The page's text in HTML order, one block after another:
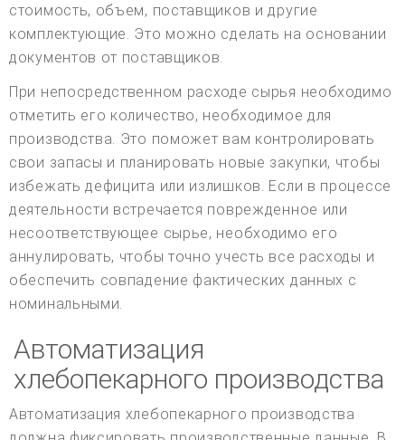
стоимость, объем, поставщиков и другие
комплектующие. Это можно сделать на основании
документов от поставщиков.
При непосредственном расходе сырья необходимо
отметить его количество, необходимое для
производства. Это поможет вам контролировать
свои запасы и планировать новые закупки, чтобы
избежать дефицита или излишков. Если в процессе
деятельности встречается поврежденное или
несоответствующее сырье, необходимо его
аннулировать, чтобы точно учесть все расходы и
обеспечить совпадение фактических данных с
номинальными.
Автоматизация
хлебопекарного производства
Автоматизация хлебопекарного производства